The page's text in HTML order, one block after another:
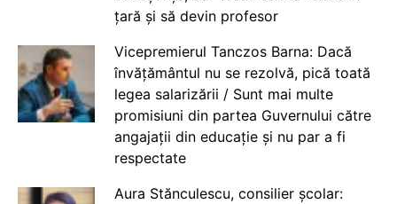
țară și să devin profesor
Vicepremierul Tanczos Barna: Dacă
învățământul nu se rezolvă, pică toată
legea salarizării / Sunt mai multe
promisiuni din partea Guvernului către
angajații din educație și nu par a fi
respectate
Aura Stănculescu, consilier școlar: